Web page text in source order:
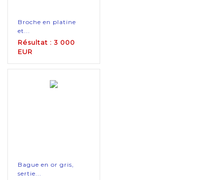
Broche en platine
et...
Résultat : 3 000
EUR
Bague en or gris,
sertie...